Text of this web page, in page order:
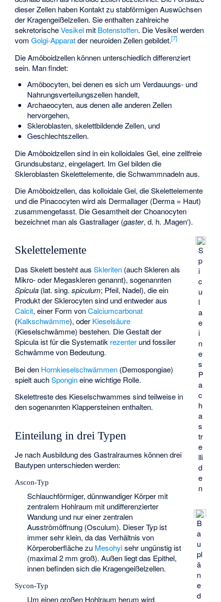
dieser Zellen haben Kontakt zu stabförmigen Auswüchsen
der Kragengeißelzellen. Sie enthalten zahlreiche
sekretorischeVesikel mit Botenstoffen. Die Vesikel werden
vomGolgi-Apparatder neuroiden Zellen gebildet.[7]
Die Amöboidzellen können unterschiedlich differenziert
sein. Man findet:
Amöbocyten, bei denen es sich um Verdauungs- und
Nahrungsverteilungszellen handelt,
Archaeocyten, aus denen alle anderen Zellen
hervorgehen,
Skleroblasten, skelettbildende Zellen, und
Geschlechtszellen.
Die Amöboidzellen sind in ein kolloidales Gel, eine zellfreie
Grundsubstanz, eingelagert. Im Gel bilden die
Skleroblasten Skelettelemente, die Schwammnadeln aus.
Die Amöboidzellen, das kolloidale Gel, die Skelettelemente
und die Pinacocyten wird als Dermallager (Derma = Haut)
zusammengefasst. Die Gesamtheit der Choanocyten
bezeichnet man als Gastrallager (gaster, d. h. ‚Magen‘).
S
p
i
c
u
l
a
e
i
n
e
s
P
a
c
h
a
s
tr
e
lli
d
e
n
Skelettelemente
Das Skelett besteht ausSkleriten (auch Skleren als
Mikro- oder Megaskleren genannt), sogenannten
Spicula (lat. sing.spiculum; Pfeil, Nadel), die ein
Produkt der Sklerocyten sind und entweder aus
Calcit, einer Form vonCalciumcarbonat
(Kalkschwämme), oder Kieselsäure
(Kieselschwämme) bestehen. Die Gestalt der
Spicula ist für die Systematik rezenter und fossiler
Schwämme von Bedeutung.
Bei den Hornkieselschwämmen (Demospongiae)
spielt auchSpongineine wichtige Rolle.
Skelettreste des Kieselschwammes sind teilweise in
den sogenannten Klappersteinenenthalten.
Einteilung in drei Typen
B
a
u
pl
ä
n
e
d
Je nach Ausbildung des Gastralraumes können drei
Bautypen unterschieden werden:
Ascon-Typ
Schlauchförmiger, dünnwandiger Körper mit
zentralem Hohlraum mit undifferenzierter
Wandung und nur einer zentralen
Ausströmöffnung (Osculum). Dieser Typ ist
immer sehr klein, da das Verhältnis von
Körperoberfläche zu Mesohylsehr ungünstig ist
(maximal 2 mm groß). Außen liegt das Epithel,
innen befinden sich die Kragengeißelzellen.
Sycon-Typ
Um einen großen Hohlraum herum wird